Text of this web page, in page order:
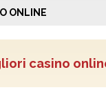
ONLINE
casino